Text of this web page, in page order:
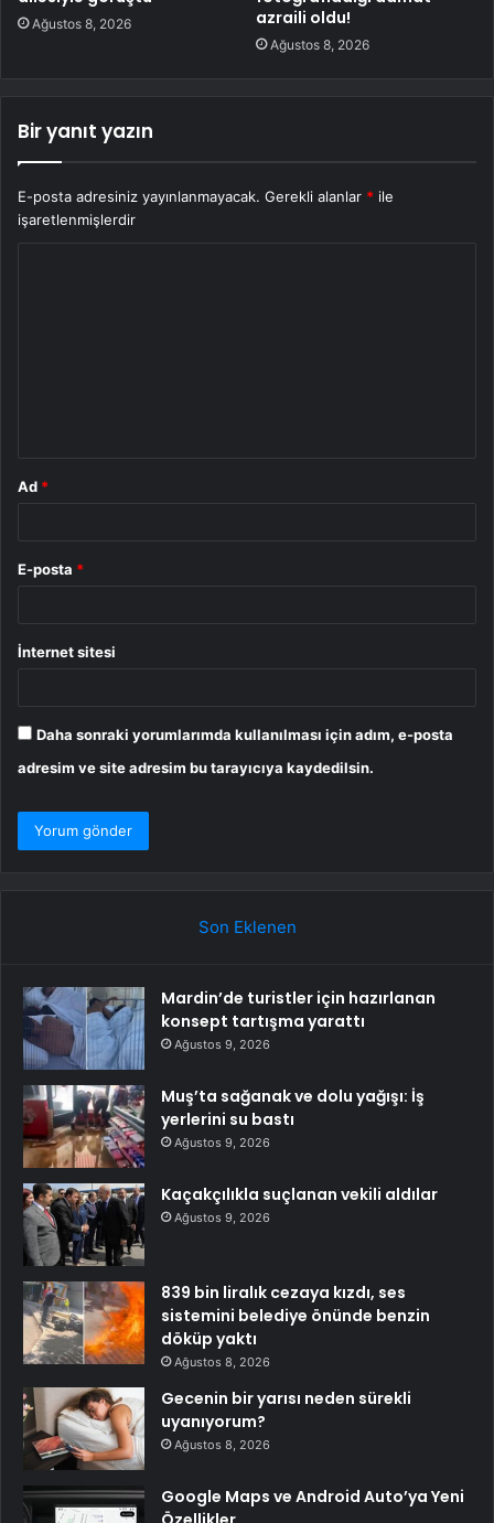
Ağustos 8, 2026
azraili oldu!
Ağustos 8, 2026
Bir yanıt yazın
E-posta adresiniz yayınlanmayacak. Gerekli alanlar * ile
işaretlenmişlerdir
Ad *
E-posta *
İnternet sitesi
Daha sonraki yorumlarımda kullanılması için adım, e-posta
adresim ve site adresim bu tarayıcıya kaydedilsin.
Son Eklenen
Mardin’de turistler için hazırlanan
konsept tartışma yarattı
Ağustos 9, 2026
Muş’ta sağanak ve dolu yağışı: İş
yerlerini su bastı
Ağustos 9, 2026
Kaçakçılıkla suçlanan vekili aldılar
Ağustos 9, 2026
839 bin liralık cezaya kızdı, ses
sistemini belediye önünde benzin
döküp yaktı
Ağustos 8, 2026
Gecenin bir yarısı neden sürekli
uyanıyorum?
Ağustos 8, 2026
Google Maps ve Android Auto’ya Yeni